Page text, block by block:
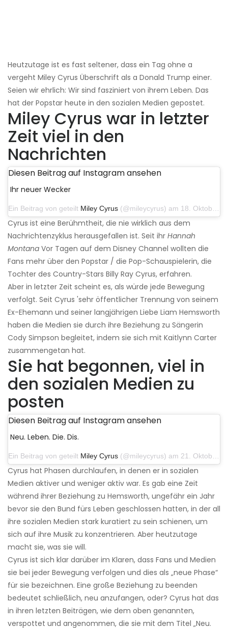
Heutzutage ist es fast seltener, dass ein Tag ohne a
vergeht Miley Cyrus Überschrift als a Donald Trump einer.
Seien wir ehrlich: Wir sind fasziniert von ihrem Leben. Das
hat der Popstar heute in den sozialen Medien gepostet.
Miley Cyrus war in letzter
Zeit viel in den
Nachrichten
Diesen Beitrag auf Instagram ansehen
Ihr neuer Wecker
Ein Beitrag von geteilt Miley Cyrus (@mileycyrus) am 18. Oktober 2019 um 19:03 Uhr PDT
Cyrus ist eine Berühmtheit, die nie wirklich aus dem
Nachrichtenzyklus herausgefallen ist. Seit ihr Hannah
Montana Vor Tagen auf dem Disney Channel wollten die
Fans mehr über den Popstar / die Pop-Schauspielerin, die
Tochter des Country-Stars Billy Ray Cyrus, erfahren.
Aber in letzter Zeit scheint es, als würde jede Bewegung
verfolgt. Seit Cyrus 'sehr öffentlicher Trennung von seinem
Ex-Ehemann und seiner langjährigen Liebe Liam Hemsworth
haben die Medien sie durch ihre Beziehung zu Sängerin
Cody Simpson begleitet, indem sie sich mit Kaitlynn Carter
zusammengetan hat.
Sie hat begonnen, viel in
den sozialen Medien zu
posten
Diesen Beitrag auf Instagram ansehen
Neu. Leben. Die. Dis.
Ein Beitrag von geteilt Miley Cyrus (@mileycyrus) am 21. Oktober 2019 um 12:31 Uhr PDT
Cyrus hat Phasen durchlaufen, in denen er in sozialen
Medien aktiver und weniger aktiv war. Es gab eine Zeit
während ihrer Beziehung zu Hemsworth, ungefähr ein Jahr
bevor sie den Bund fürs Leben geschlossen hatten, in der all
ihre sozialen Medien stark kuratiert zu sein schienen, um
sich auf ihre Musik zu konzentrieren. Aber heutzutage
macht sie, was sie will.
Cyrus ist sich klar darüber im Klaren, dass Fans und Medien
sie bei jeder Bewegung verfolgen und dies als „neue Phase“
für sie bezeichnen. Eine große Beziehung zu beenden
bedeutet schließlich, neu anzufangen, oder? Cyrus hat das
in ihren letzten Beiträgen, wie dem oben genannten,
verspottet und angenommen, die sie mit dem Titel „Neu.